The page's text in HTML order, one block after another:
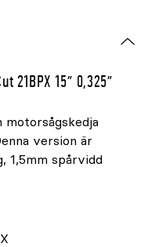
21BPX 15" 0,325"
motorsågskedja
version är
1,5mm spårvidd